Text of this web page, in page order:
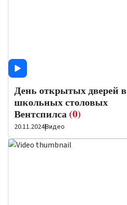
День открытых дверей в
школьных столовых
Вентспилса (0)
20.11.2024|Видео